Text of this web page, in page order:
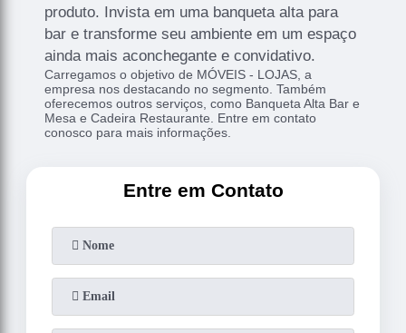
produto. Invista em uma banqueta alta para
bar e transforme seu ambiente em um espaço
ainda mais aconchegante e convidativo.
Carregamos o objetivo de MÓVEIS - LOJAS, a
empresa nos destacando no segmento. Também
oferecemos outros serviços, como Banqueta Alta Bar e
Mesa e Cadeira Restaurante. Entre em contato
conosco para mais informações.
Entre em Contato